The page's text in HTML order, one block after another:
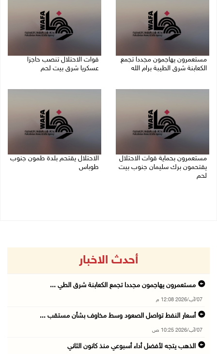
مستعمرون يهاجمون مجددا تجمع
الكعابنة شرق الطيبة برام الله
قوات الاحتلال تنصب حاجزا
عسكريا شرق بيت لحم
مستعمرون بحماية قوات الاحتلال
يقتحمون برك سليمان جنوب بيت
لحم
الاحتلال يقتحم بلدة طمون جنوب
طوباس
أحدث الاخبار
مستعمرون يهاجمون مجددا تجمع الكعابنة شرق الطي ...
07/آب/2026 12:08 م
أسعار النفط تواصل الصعود وسط مخاوف بشأن مستقب ...
07/آب/2026 10:25 ص
الذهب يتجه لأفضل أداء أسبوعي منذ كانون الثاني